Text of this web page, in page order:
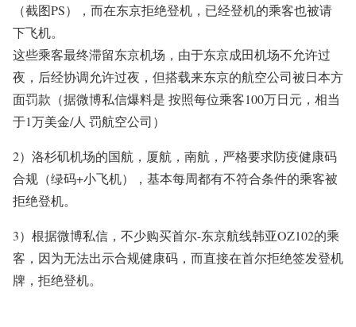
（截图PS），而在东京拒绝登机，已经登机的乘客也被请
下飞机。
这些乘客最终滞留东京机场，由于东京成田机场不允许过
夜，后经协调允许过夜，但搭载来东京的航空公司被日本方
面罚款（据微博私信爆料是 按照每位乘客100万日元，相当
于1万美金/人 罚航空公司）
2）洛杉矶机场的国航，厦航，南航，严格要求防疫健康码
合规（绿码+小飞机），基本每周都有不符合条件的乘客被
拒绝登机。
3）根据微博私信，不少购买首尔-东京航线韩亚OZ102的乘
客，因为无法出示合规健康码，而直接在首尔拒绝签发登机
牌，拒绝登机。